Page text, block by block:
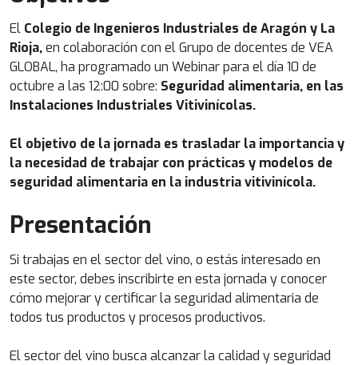
El Colegio de Ingenieros Industriales de Aragón y La
Rioja,en colaboración con el Grupo de docentes de VEA
GLOBAL, ha programado un Webinar para el día 10 de
octubre a las 12:00 sobre: Seguridad alimentaria, en las
Instalaciones Industriales Vitivinícolas.
El objetivo de la jornada es trasladar la importancia y
la necesidad de trabajar con prácticas y modelos de
seguridad alimentaria en la industria vitivinícola.
Presentación
Si trabajas en el sector del vino, o estás interesado en
este sector, debes inscribirte en esta jornada y conocer
cómo mejorar y certificar la seguridad alimentaria de
todos tus productos y procesos productivos.
El sector del vino busca alcanzar la calidad y seguridad